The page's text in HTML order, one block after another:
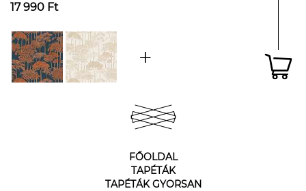
17 990 Ft
FŐOLDAL
TAPÉTÁK
TAPÉTÁK GYORSAN